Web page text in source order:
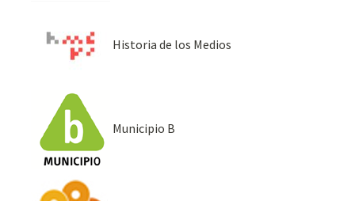
Historia de los Medios
Municipio B